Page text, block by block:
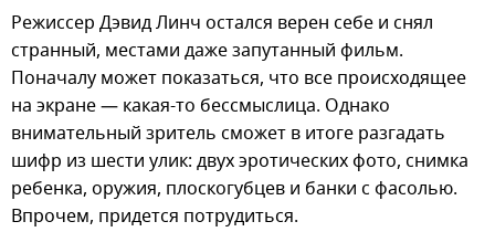
Режиссер Дэвид Линч остался верен себе и снял
странный, местами даже запутанный фильм.
Поначалу может показаться, что все происходящее
на экране — какая-то бессмыслица. Однако
внимательный зритель сможет в итоге разгадать
шифр из шести улик: двух эротических фото, снимка
ребенка, оружия, плоскогубцев и банки с фасолью.
Впрочем, придется потрудиться.